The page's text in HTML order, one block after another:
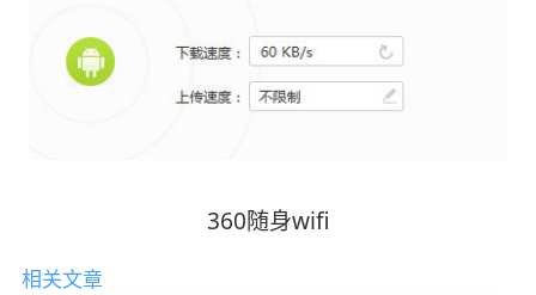
360随身wifi
相关文章